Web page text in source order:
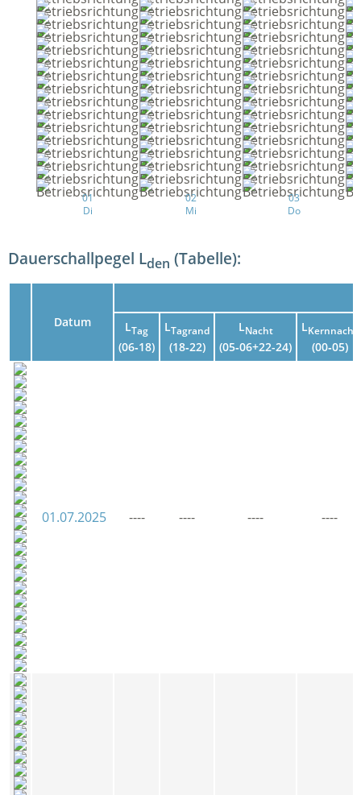
01
Di
02
Mi
03
Do
Dauerschallpegel Lden (Tabelle):
Datum LTag
(06‑18)
LTagrand
(18‑22)
LNacht
(05‑06+22-24)
LKernnacht
(00‑05)
01.07.2025 ---- ---- ---- ----